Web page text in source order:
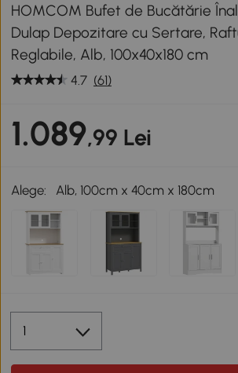
HOMCOM Bufet de Bucătărie
Dulap Depozitare cu Sertare,
Reglabile, Alb, 100x40x180 cm
4.7 (61)
1.089,99 Lei
Alege: Alb, 100cm x 40cm x 180cm